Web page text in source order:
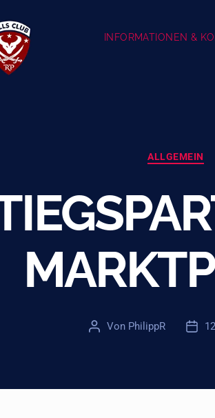
INFORMATIONEN &
ALLGEMEIN
Beitragsautor
Von PhilippR